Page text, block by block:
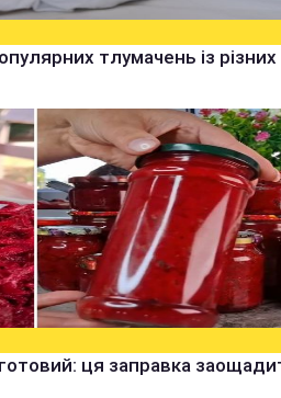
тлумачень із різних
ця заправка